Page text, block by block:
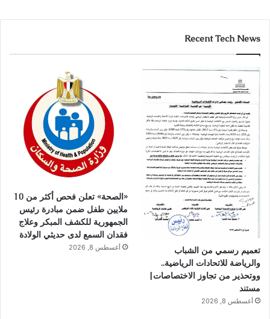
Recent Tech News
تعميم رسمي من الشباب
والرياضة للاتحادات الرياضية..
ووتحذير من تجاوز الاختصاصات|
مستند
أغسطس 8, 2026
«الصحة» تعلن فحص أكثر من 10
ملايين طفل ضمن مبادرة رئيس
الجمهورية للكشف المبكر وعلاج
فقدان السمع لدى حديثي الولادة
أغسطس 8, 2026